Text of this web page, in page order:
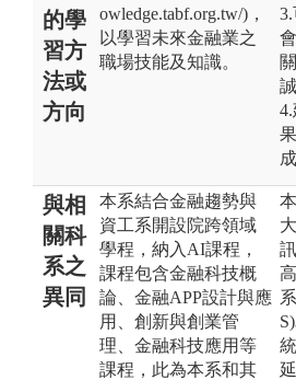
的學
習方
法或
方向
owledge.tabf.org.tw/)，
以學習未來金融業之
職場技能及知識。
與相
關科
系之
異同
本系結合金融趨勢與
資工系開設院跨領域
學程，納入AI課程，
課程包含金融科技概
論、金融APP設計與應
用、創新與創業管
理、金融科技應用等
課程，此為本系和其